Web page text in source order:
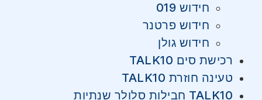
חידוש 019
חידוש פרטנר
חידוש גולן
רכישת סים TALK10
טעינה חוזרת TALK10
TALK10 חבילות סלולר שנתיות